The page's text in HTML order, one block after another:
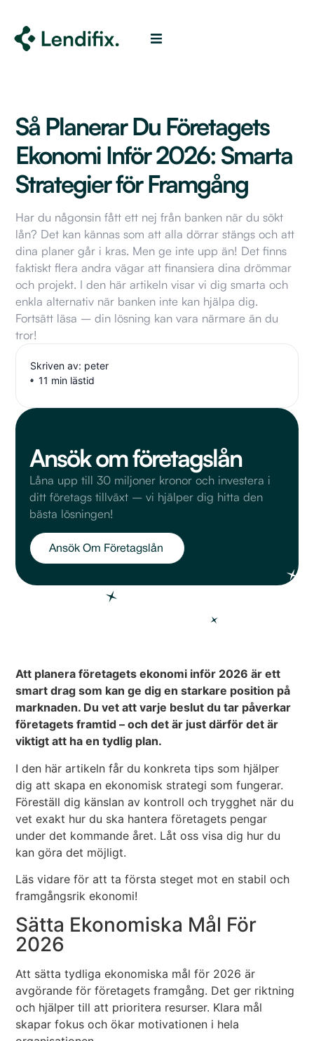
Så Planerar Du Företagets
Ekonomi Inför 2026: Smarta
Strategier för Framgång
Har du någonsin fått ett nej från banken när du sökt
lån? Det kan kännas som att alla dörrar stängs och att
dina planer går i kras. Men ge inte upp än! Det finns
faktiskt flera andra vägar att finansiera dina drömmar
och projekt. I den här artikeln visar vi dig smarta och
enkla alternativ när banken inte kan hjälpa dig.
Fortsätt läsa – din lösning kan vara närmare än du
tror!
Skriven av: peter
11 min lästid
Ansök om företagslån
Låna upp till 30 miljoner kronor och investera i
ditt företags tillväxt – vi hjälper dig hitta den
bästa lösningen!
Ansök Om Företagslån
Att planera företagets ekonomi inför 2026 är ett
smart drag som kan ge dig en starkare position på
marknaden. Du vet att varje beslut du tar påverkar
företagets framtid – och det är just därför det är
viktigt att ha en tydlig plan.
I den här artikeln får du konkreta tips som hjälper
dig att skapa en ekonomisk strategi som fungerar.
Föreställ dig känslan av kontroll och trygghet när du
vet exakt hur du ska hantera företagets pengar
under det kommande året. Låt oss visa dig hur du
kan göra det möjligt.
Läs vidare för att ta första steget mot en stabil och
framgångsrik ekonomi!
Sätta Ekonomiska Mål För
2026
Att sätta tydliga ekonomiska mål för 2026 är
avgörande för företagets framgång. Det ger riktning
och hjälper till att prioritera resurser. Klara mål
skapar fokus och ökar motivationen i hela